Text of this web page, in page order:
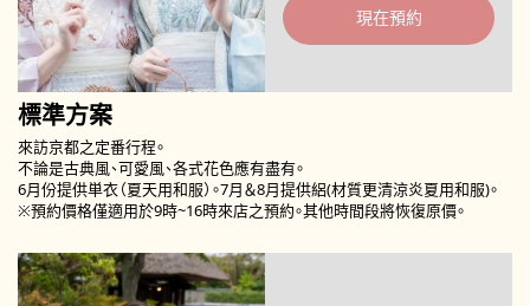
標準方案
來訪京都之定番行程。
不論是古典風、可愛風、各式花色應有盡有。
6月份提供単衣（夏天用和服）。7月＆8月提供絽(材質更清涼炎夏用和服)。
※預約價格僅適用於9時~16時來店之預約。其他時間段將恢復原價。
現在預約